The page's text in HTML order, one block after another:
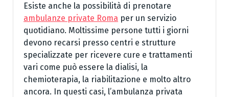
Esiste anche la possibilità di prenotare
ambulanze private Roma per un servizio
quotidiano. Moltissime persone tutti i giorni
devono recarsi presso centri e strutture
specializzate per ricevere cure e trattamenti
vari come può essere la dialisi, la
chemioterapia, la riabilitazione e molto altro
ancora. In questi casi, l’ambulanza privata